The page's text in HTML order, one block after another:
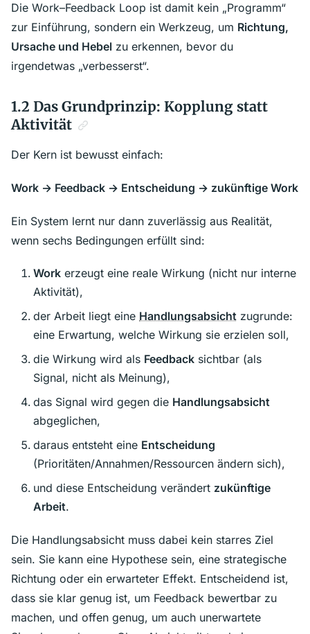
Die Work–Feedback Loop ist damit kein „Programm“
zur Einführung, sondern ein Werkzeug, um Richtung,
Ursache und Hebel zu erkennen, bevor du
irgendetwas „verbesserst“.
1.2 Das Grundprinzip: Kopplung statt
Aktivität
Der Kern ist bewusst einfach:
Work → Feedback → Entscheidung → zukünftige Work
Ein System lernt nur dann zuverlässig aus Realität,
wenn sechs Bedingungen erfüllt sind:
Work erzeugt eine reale Wirkung (nicht nur interne
Aktivität),
der Arbeit liegt eine Handlungsabsicht zugrunde:
eine Erwartung, welche Wirkung sie erzielen soll,
die Wirkung wird als Feedback sichtbar (als
Signal, nicht als Meinung),
das Signal wird gegen die Handlungsabsicht
abgeglichen,
daraus entsteht eine Entscheidung
(Prioritäten/Annahmen/Ressourcen ändern sich),
und diese Entscheidung verändert zukünftige
Arbeit.
Die Handlungsabsicht muss dabei kein starres Ziel
sein. Sie kann eine Hypothese sein, eine strategische
Richtung oder ein erwarteter Effekt. Entscheidend ist,
dass sie klar genug ist, um Feedback bewertbar zu
machen, und offen genug, um auch unerwartete